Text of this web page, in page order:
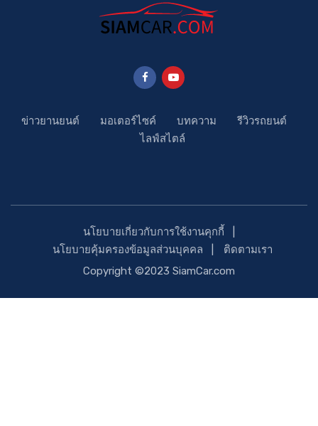
ข่าวยานยนต์ มอเตอร์ไซค์ บทความ
รีวิวรถยนต์
ไลฟ์สไตล์
นโยบายเกี่ยวกับการใช้งานคุกกี้
นโยบายคุ้มครองข้อมูลส่วนบุคคล
ติดตามเรา
Copyright ©2023 SiamCar.com